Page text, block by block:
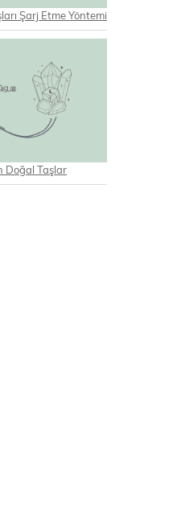
Şarj Etme Yöntemi
Doğal Taşlar